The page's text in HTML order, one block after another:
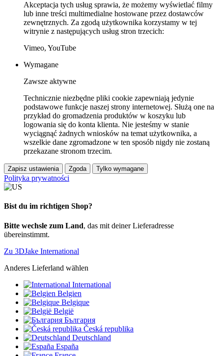
Akceptacja tych usług sprawia, że możemy wyświetlać filmy
lub inne treści multimedialne hostowane przez dostawców
zewnętrznych. Za zgodą użytkownika korzystamy w tej
witrynie z następujących usług stron trzecich:
Vimeo, YouTube
Wymagane
Zawsze aktywne
Technicznie niezbędne pliki cookie zapewniają jedynie
podstawowe funkcje naszej strony internetowej. Służą one na
przykład do gromadzenia produktów w koszyku lub
logowania się do konta klienta. Nie jesteśmy w stanie
wyciągnąć żadnych wniosków na temat użytkownika, a
wszelkie dane zgromadzone w ten sposób nigdy nie zostaną
przekazane stronom trzecim.
Zapisz ustawienia Zgoda Tylko wymagane
Polityka prywatności
Bist du im richtigen Shop?
Bitte wechsle zum Land, das mit deiner Lieferadresse
übereinstimmt.
Zu 3DJake International
Anderes Lieferland wählen
International
Belgien
Belgique
België
България
Česká republika
Deutschland
España